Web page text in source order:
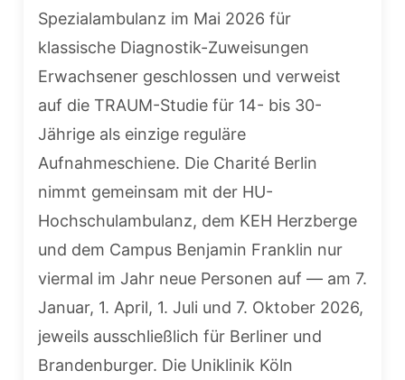
Spezialambulanz im Mai 2026 für
klassische Diagnostik-Zuweisungen
Erwachsener geschlossen und verweist
auf die TRAUM-Studie für 14- bis 30-
Jährige als einzige reguläre
Aufnahmeschiene. Die Charité Berlin
nimmt gemeinsam mit der HU-
Hochschulambulanz, dem KEH Herzberge
und dem Campus Benjamin Franklin nur
viermal im Jahr neue Personen auf — am 7.
Januar, 1. April, 1. Juli und 7. Oktober 2026,
jeweils ausschließlich für Berliner und
Brandenburger. Die Uniklinik Köln